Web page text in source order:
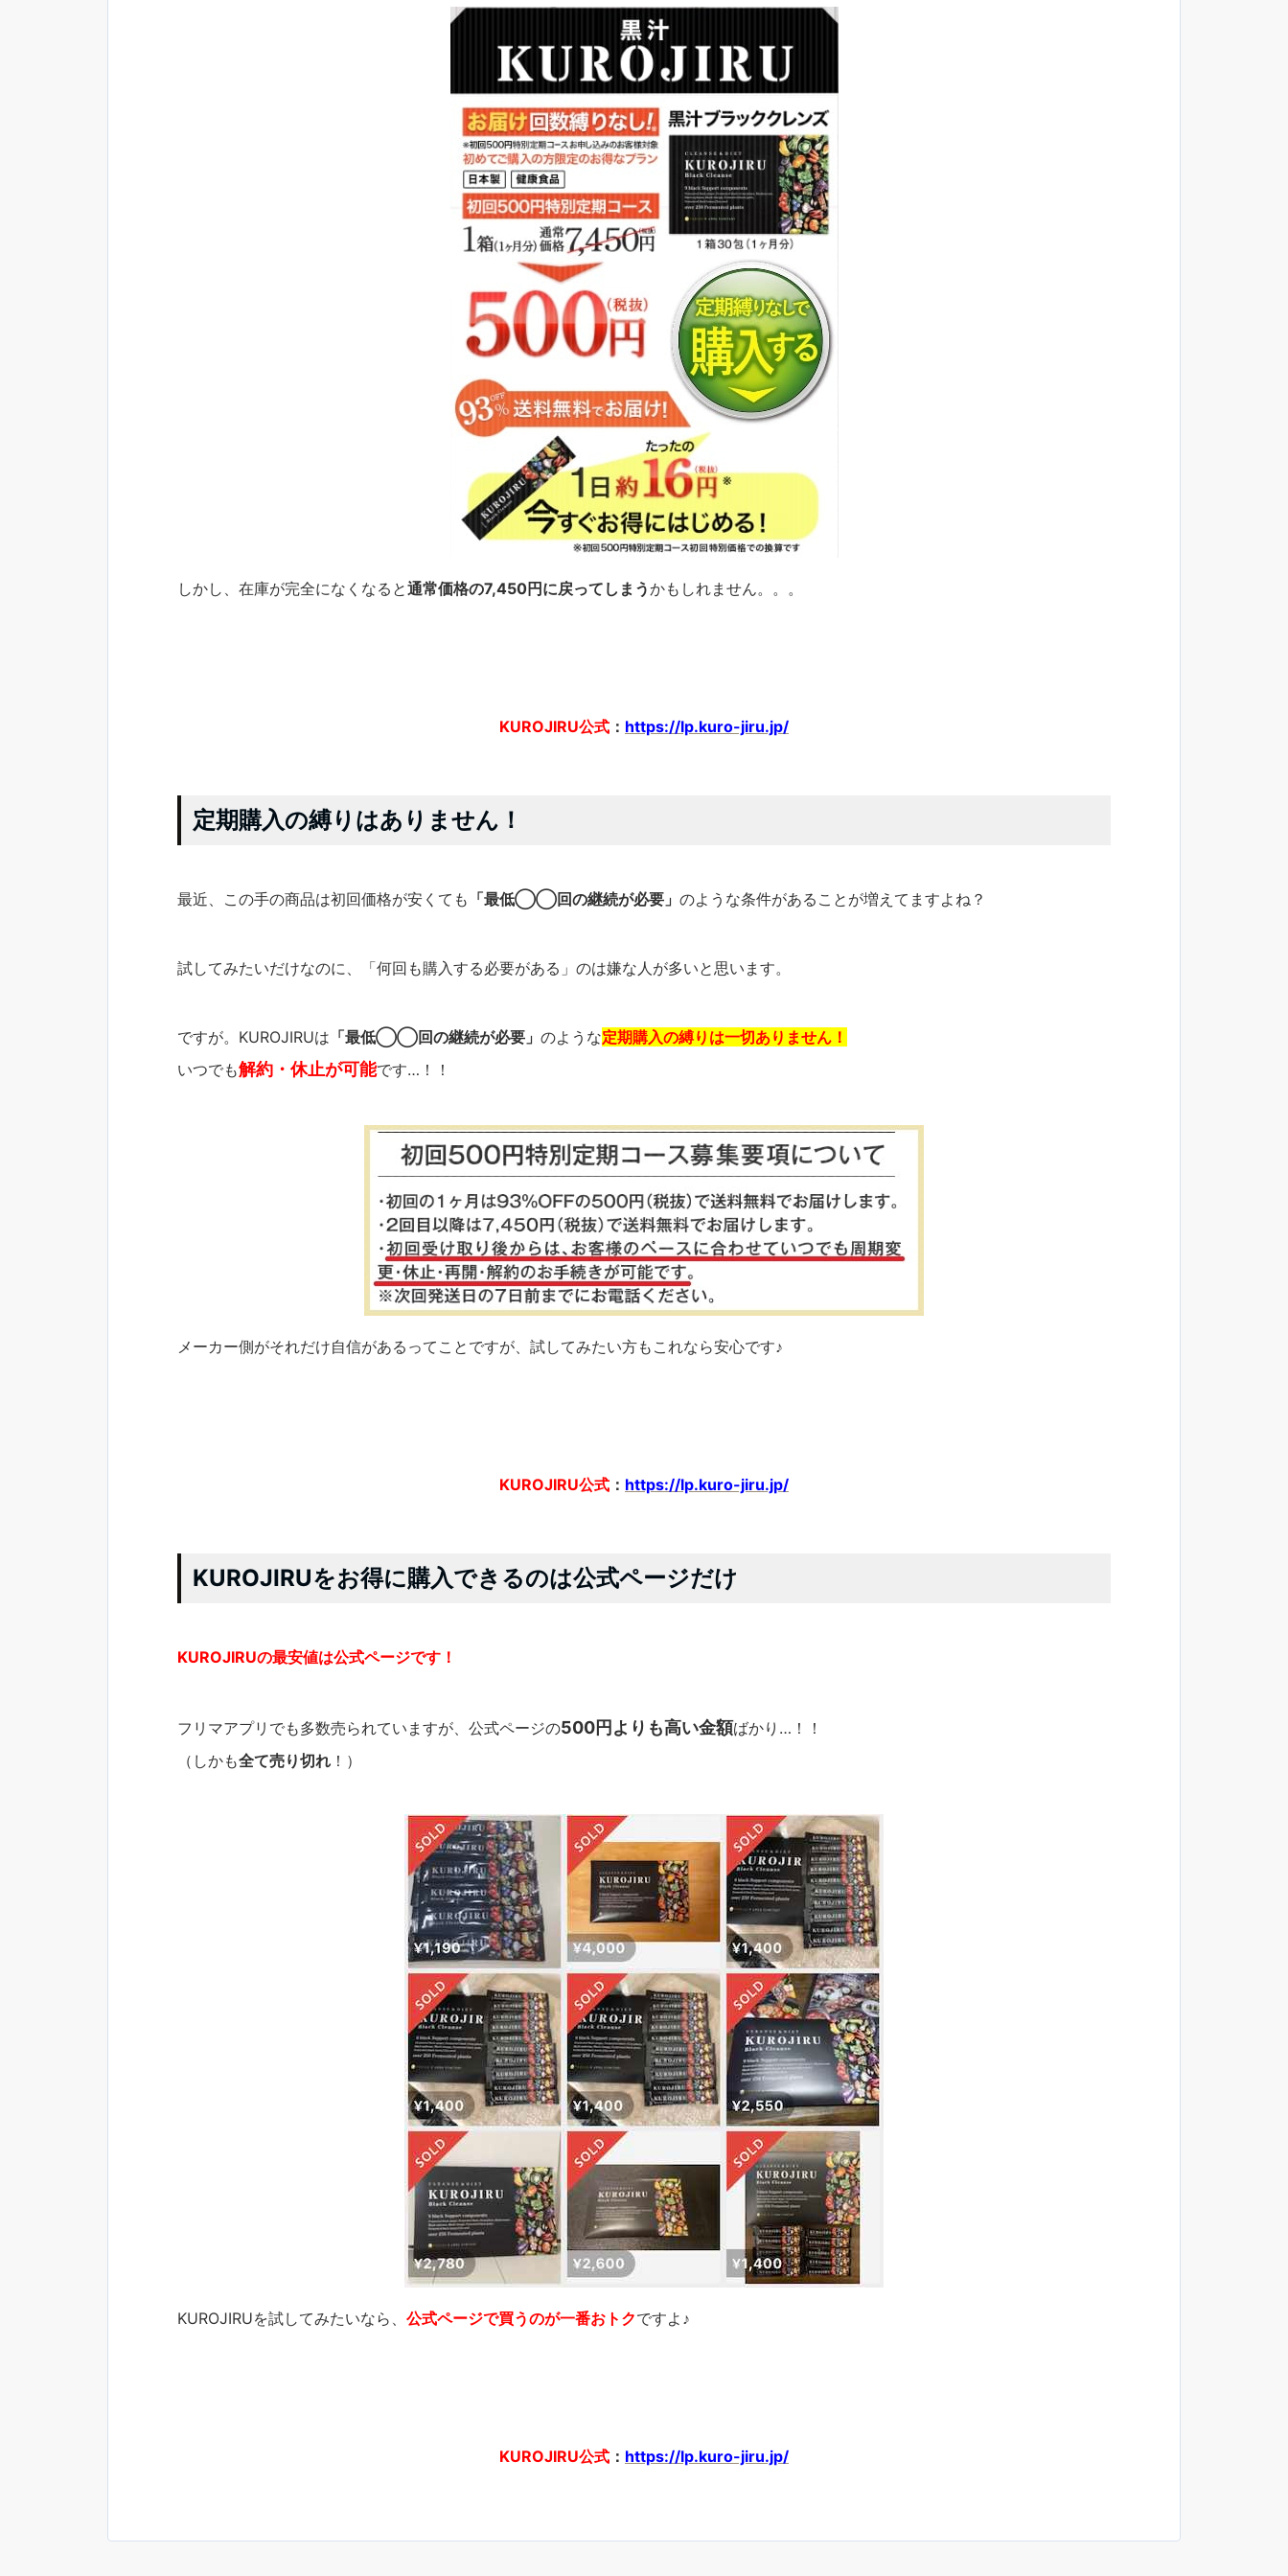
しかし、在庫が完全になくなると通常価格の7,450円に戻ってしまうかもしれません。。。
KUROJIRU公式 ： https://lp.kuro-jiru.jp/
定期購入の縛りはありません！
最近、この手の商品は初回価格が安くても 「最低◯◯回の継続が必要」 のような条件があることが増えてますよね？
試してみたいだけなのに、「何回も購入する必要がある」のは嫌な人が多いと思います。
ですが。KUROJIRUは 「最低◯◯回の継続が必要」 のような定期購入の縛りは一切ありません！
いつでも解約・休止が可能です…！！
メーカー側がそれだけ自信があるってことですが、試してみたい方もこれなら安心です♪
KUROJIRU公式 ： https://lp.kuro-jiru.jp/
KUROJIRUをお得に購入できるのは公式ページだけ
KUROJIRUの最安値は公式ページです！
フリマアプリでも多数売られていますが、公式ページの500円よりも高い金額ばかり…！！
（しかも全て売り切れ ！）
KUROJIRUを試してみたいなら、 公式ページで買うのが一番おトクですよ♪
KUROJIRU公式 ： https://lp.kuro-jiru.jp/